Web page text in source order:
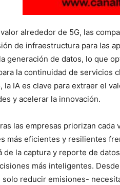
alrededor de 5G, las
de infraestructura para las
generación de datos, lo que
la continuidad de servicios
la IA es clave para extraer el
y acelerar la innovación.
las empresas priorizan cada
más eficientes y resilientes
de la captura y reporte de
más inteligentes.
solo reducir emisiones-